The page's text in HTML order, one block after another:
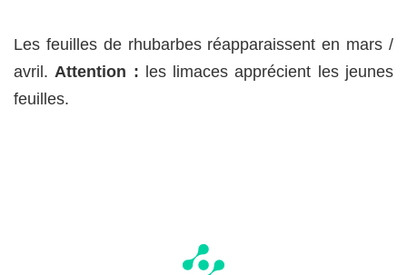
Les feuilles de rhubarbes réapparaissent en mars /
avril. Attention : les limaces apprécient les jeunes
feuilles.